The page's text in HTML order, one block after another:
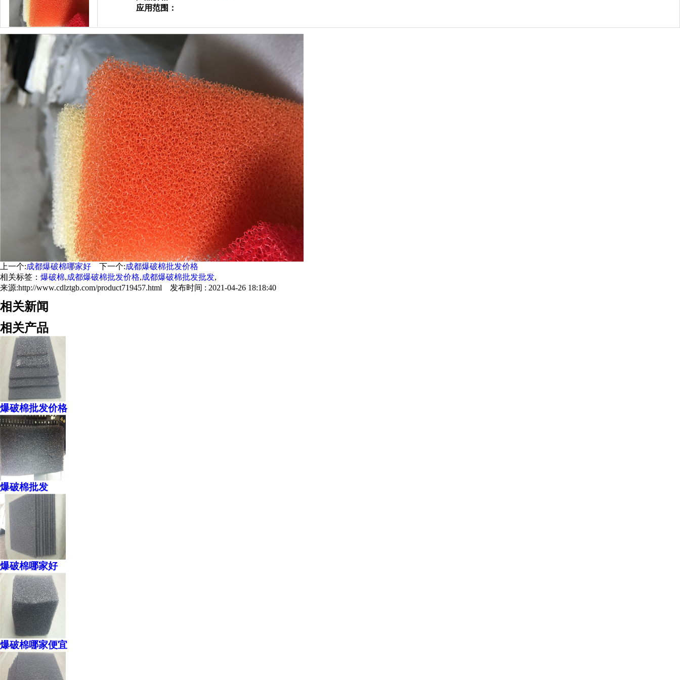
应用范围：
上一个:成都爆破棉哪家好 下一个:成都爆破棉批发价格
相关标签： 爆破棉,成都爆破棉批发价格,成都爆破棉批发批发,
来源:http://www.cdlztgb.com/product719457.html 发布时间 : 2021-04-26 18:18:40
相关新闻
相关产品
爆破棉批发价格
爆破棉批发
爆破棉哪家好
爆破棉哪家便宜